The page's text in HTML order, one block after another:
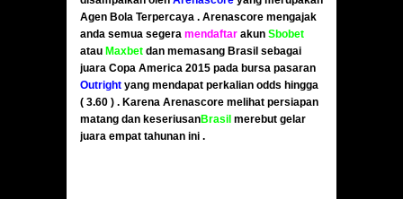
Agen Bola Terpercaya . Arenascore mengajak
anda semua segera mendaftar akun Sbobet
atau Maxbet dan memasang Brasil sebagai
juara Copa America 2015 pada bursa pasaran
Outright yang mendapat perkalian odds hingga
( 3.60 ) . Karena Arenascore melihat persiapan
matang dan keseriusanBrasil merebut gelar
juara empat tahunan ini .